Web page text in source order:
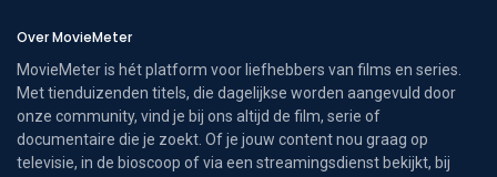
Over MovieMeter
MovieMeter is hét platform voor liefhebbers van films en series.
Met tienduizenden titels, die dagelijkse worden aangevuld door
onze community, vind je bij ons altijd de film, serie of
documentaire die je zoekt. Of je jouw content nou graag op
televisie, in de bioscoop of via een streamingsdienst bekijkt, bij